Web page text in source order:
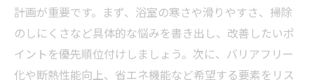
計画が重要です。まず、浴室の寒さや滑りやすさ、掃除
のしにくさなど具体的な悩みを書き出し、改善したいポ
イントを優先順位付けしましょう。次に、バリアフリー
化や断熱性能向上、省エネ機能など希望する要素をリス